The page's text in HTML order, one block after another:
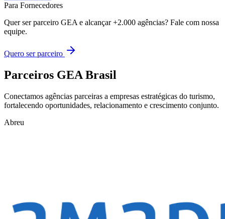
Para Fornecedores
Quer ser parceiro GEA e alcançar +2.000 agências? Fale com nossa
equipe.
Quero ser parceiro
Parceiros GEA Brasil
Conectamos agências parceiras a empresas estratégicas do turismo,
fortalecendo oportunidades, relacionamento e crescimento conjunto.
Abreu